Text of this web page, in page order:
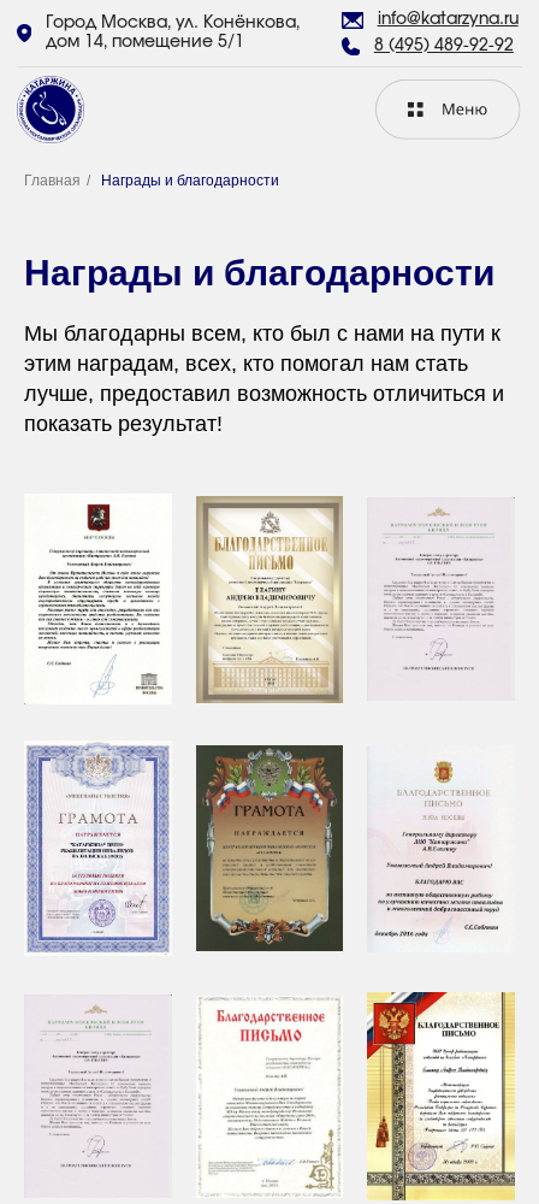
Город Москва, ул. Конёнкова,
дом 14, помещение 5/1
info@katarzyna.ru
8 (495) 489-92-92
Главная / Награды и благодарности
Награды и благодарности
Мы благодарны всем, кто был с нами на пути к
этим наградам, всех, кто помогал нам стать
лучше, предоставил возможность отличиться и
показать результат!